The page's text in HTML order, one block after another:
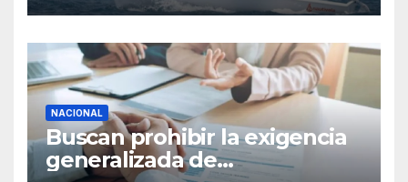
NACIONAL
Buscan prohibir la exigencia
generalizada de